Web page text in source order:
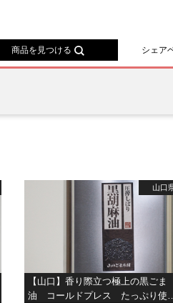
商品を見つける シェア
山口
【山口】香り際立つ極上の黒ごま
油 コールドプレス たっぷり使え